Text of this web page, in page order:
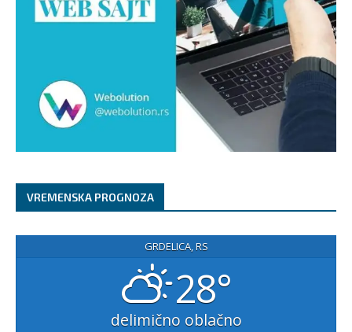
VREMENSKA PROGNOZA
GRDELICA, RS
28°
delimično oblačno